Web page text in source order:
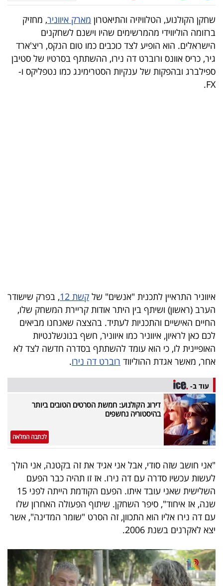
עסקי
ספורט
קריירה
ולימודים
מינויים
הכלכלי
פודקאסט
40
UNDER
שיתופי
פעולה
דרושים
ניוזלטרים
מייל
אדום
שחקן הקולנוע, הטלוויזיה והתיאטרון מארק איווניר, מחזיק
ברזומה הוליווידי מהמרשימים שהיו וישנם לשחקנים
הישראלים. הוא הופיע לצד כוכבים כמו טום הנקס, ריצ'ארד
גיר, כריס אוונס ורוברט דה נירו, ההשתתף בסרטיו של סטיבן
ספילברג ובהפקות של ענקיות הסטרימינג כמו נטפליקס ו-
FX.
איווניר התראיין לתכנית "אנשים" של קשת 12
, בפרק שישודר
הערב (ראשון) ושיתף בין היתר אודות קריירת המשחק שלו,
החיים האישיים והתכניות לעתיד. בהצצה שאנחנו מביאים
לכם כאן לראיון, איווניר כמו איווניר, חשף בנונשלנטיות
האופיינית לו, כי הוא עומד להשתתף בסדרה חדשה לצד לא
אחר, מאשר אגדת ההוליווד רוברט דה נירו.
עוד ב-
דירוג הקולנוע: חמשת הסרטים הטובים ביותר
בהיסטוריה נחשפים
לכתבה המלאה
"אני חושב שזה סודי, אבל אני אגיד את זה בקטנה, אני הולך
לעשות עכשיו סדרה עם דה נירו. אז זו תהיה כבר הפעם
השלישית שאני עובד איתו. הפעם הקודמת הייתה לפני 15
שנה, אז איחוד", סיפר השחקן. שיתוף הפעולה האחרון שלו
עם דה נירו אליו הוא התכוון, זה הסרט "שומר המדינה", אשר
יצא לאקרנים בשנת 2006.